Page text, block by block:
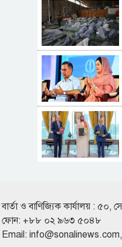
বার্তা ও বাণিজ্যিক কার্যালয় : ৫০,
ফোন: +৮৮ ০২ ৯৬৩ ৫০৪৮
Email: info@sonalinews.com,